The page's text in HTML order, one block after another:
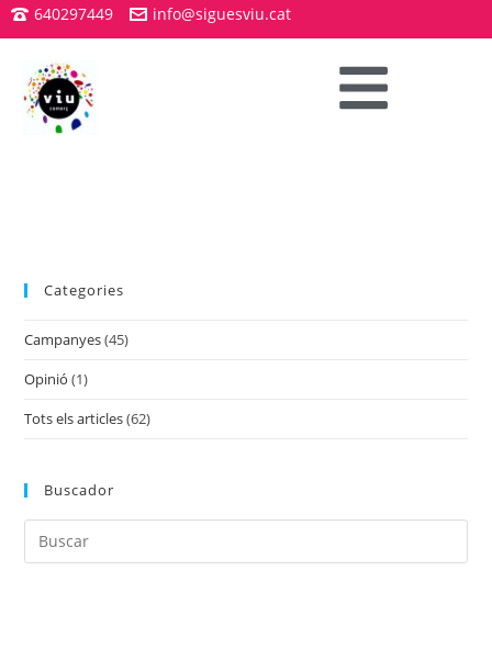
640297449 info@siguesviu.cat
Categories
Campanyes(45)
Opinió (1)
Tots els articles(62)
Buscador